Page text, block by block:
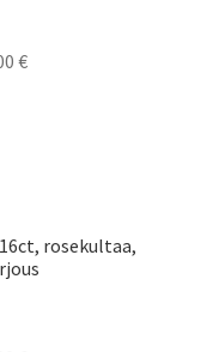
€Nykyinen
rosekultaa,